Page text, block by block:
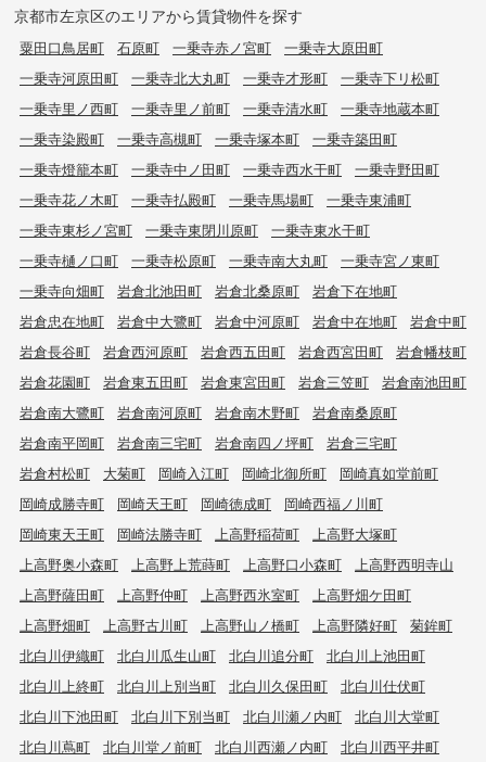
京都市左京区のエリアから賃貸物件を探す
粟田口鳥居町 石原町 一乗寺赤ノ宮町
一乗寺大原田町
一乗寺河原田町
一乗寺北大丸町 一乗寺才形町
一乗寺下リ松町
一乗寺里ノ西町
一乗寺里ノ前町 一乗寺清水町
一乗寺地蔵本町
一乗寺染殿町
一乗寺高槻町 一乗寺塚本町
一乗寺築田町
一乗寺燈籠本町
一乗寺中ノ田町 一乗寺西水干町
一乗寺野田町
一乗寺花ノ木町
一乗寺払殿町 一乗寺馬場町
一乗寺東浦町
一乗寺東杉ノ宮町
一乗寺東閉川原町
一乗寺東水干町
一乗寺樋ノ口町
一乗寺松原町 一乗寺南大丸町
一乗寺宮ノ東町
一乗寺向畑町
岩倉北池田町 岩倉北桑原町
岩倉下在地町
岩倉忠在地町
岩倉中大鷺町 岩倉中河原町 岩倉中在地町
岩倉中町
岩倉長谷町
岩倉西河原町 岩倉西五田町 岩倉西宮田町
岩倉幡枝町
岩倉花園町
岩倉東五田町 岩倉東宮田町 岩倉三笠町
岩倉南池田町
岩倉南大鷺町
岩倉南河原町 岩倉南木野町
岩倉南桑原町
岩倉南平岡町
岩倉南三宅町 岩倉南四ノ坪町
岩倉三宅町
岩倉村松町
大菊町 岡崎入江町 岡崎北御所町
岡崎真如堂前町
岡崎成勝寺町
岡崎天王町 岡崎徳成町
岡崎西福ノ川町
岡崎東天王町
岡崎法勝寺町 上高野稲荷町
上高野大塚町
上高野奥小森町
上高野上荒蒔町 上高野口小森町
上高野西明寺山
上高野薩田町
上高野仲町 上高野西氷室町
上高野畑ケ田町
上高野畑町
上高野古川町 上高野山ノ橋町 上高野隣好町
菊鉾町
北白川伊織町
北白川瓜生山町 北白川追分町
北白川上池田町
北白川上終町
北白川上別当町 北白川久保田町
北白川仕伏町
北白川下池田町
北白川下別当町 北白川瀬ノ内町
北白川大堂町
北白川蔦町
北白川堂ノ前町 北白川西瀬ノ内町 北白川西平井町